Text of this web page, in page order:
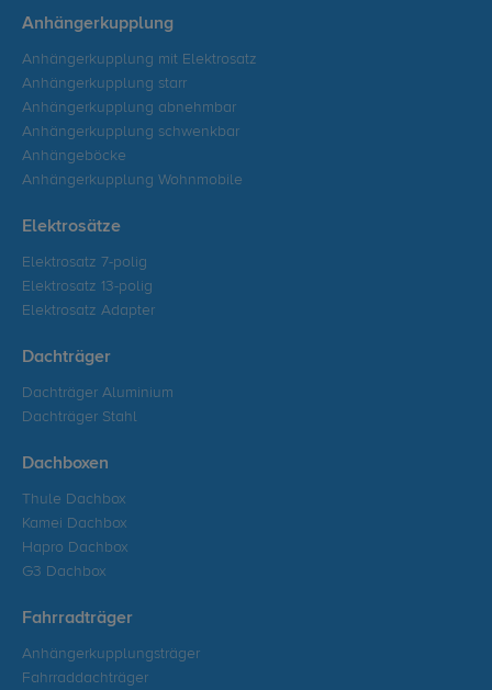
Anhängerkupplung
Anhängerkupplung mit Elektrosatz
Anhängerkupplung starr
Anhängerkupplung abnehmbar
Anhängerkupplung schwenkbar
Anhängeböcke
Anhängerkupplung Wohnmobile
Elektrosätze
Elektrosatz 7-polig
Elektrosatz 13-polig
Elektrosatz Adapter
Dachträger
Dachträger Aluminium
Dachträger Stahl
Dachboxen
Thule Dachbox
Kamei Dachbox
Hapro Dachbox
G3 Dachbox
Fahrradträger
Anhängerkupplungsträger
Fahrraddachträger